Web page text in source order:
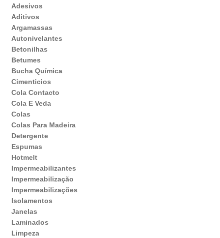
Adesivos
Aditivos
Argamassas
Autonivelantes
Betonilhas
Betumes
Bucha Química
Cimenticios
Cola Contacto
Cola E Veda
Colas
Colas Para Madeira
Detergente
Espumas
Hotmelt
Impermeabilizantes
Impermeabilização
Impermeabilizações
Isolamentos
Janelas
Laminados
Limpeza